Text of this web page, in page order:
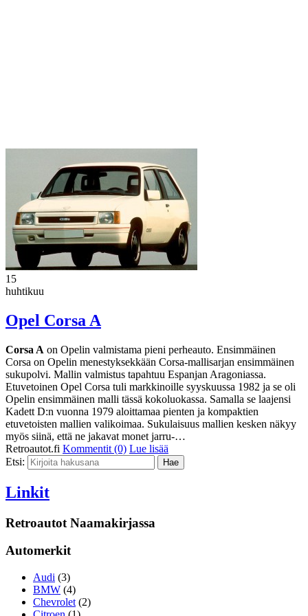
15
huhtikuu
Opel Corsa A
Corsa A on Opelin valmistama pieni perheauto. Ensimmäinen
Corsa on Opelin menestyksekkään Corsa-mallisarjan ensimmäinen
sukupolvi. Mallin valmistus tapahtuu Espanjan Aragoniassa.
Etuvetoinen Opel Corsa tuli markkinoille syyskuussa 1982 ja se oli
Opelin ensimmäinen malli tässä kokoluokassa. Samalla se laajensi
Kadett D:n vuonna 1979 aloittamaa pienten ja kompaktien
etuvetoisten mallien valikoimaa. Sukulaisuus mallien kesken näkyy
myös siinä, että ne jakavat monet jarru-…
Retroautot.fi Kommentit (0) Lue lisää
Etsi:
Linkit
Retroautot Naamakirjassa
Automerkit
Audi (3)
BMW (4)
Chevrolet (2)